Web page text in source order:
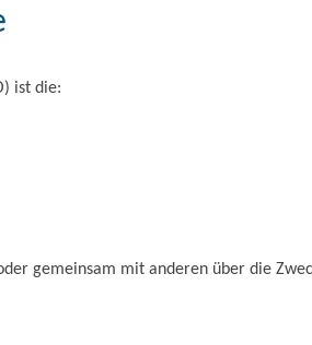
ist die:
gemeinsam mit anderen über die